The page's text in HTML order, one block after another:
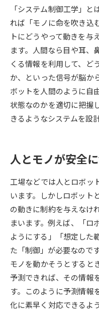
大学研
大学で学べる内容や特徴
新学年スタート号特集ページ
SELFBRAND特集ページ
オープンキャンパスな
オープンキャンパス検索
来場型・Web型イベント特集
「システム制御工学」
れば「モノに命を吹き込
トにどうやって動きを与
ます。人間なら目や耳、
くる情報を利用して、ど
か、といった信号が脳か
ボットを人間のように自
状態なのかを適切に把握
きるようなシステムを設
人とモノが安全
工場などでは人とロボッ
います。しかしロボット
の動きに制約を与えなけ
まいます。例えば、「ロ
ようにする」「想定した
た「制御」が必要なのです
モノを動かそうとすると
予測できれば、その情報
す。このように予測情報
化に素早く対応できるよ